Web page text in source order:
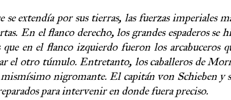
extendía por sus tierras, las fuerzas imperiales
En el flanco derecho, los grandes espaderos se
en el flanco izquierdo fueron los arcabuceros
el otro túmulo. Entretanto, los caballeros de
nigromante. El capitán von Schieben y
para intervenir en donde fuera preciso.